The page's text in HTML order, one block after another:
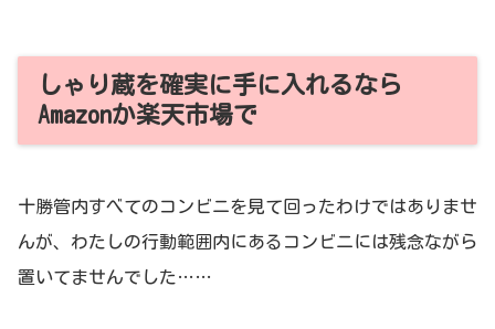
しゃり蔵を確実に手に入れるなら
Amazonか楽天市場で
十勝管内すべてのコンビニを見て回ったわけではありませ
んが、わたしの行動範囲内にあるコンビニには残念ながら
置いてませんでした……